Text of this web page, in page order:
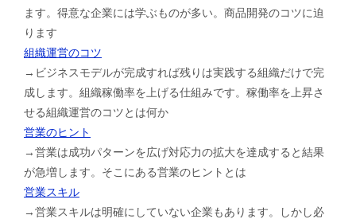
ます。得意な企業には学ぶものが多い。商品開発のコツに迫
ります
組織運営のコツ
→ビジネスモデルが完成すれば残りは実践する組織だけで完
成します。組織稼働率を上げる仕組みです。稼働率を上昇さ
せる組織運営のコツとは何か
営業のヒント
→営業は成功パターンを広げ対応力の拡大を達成すると結果
が急増します。そこにある営業のヒントとは
営業スキル
→営業スキルは明確にしていない企業もあります。しかし必